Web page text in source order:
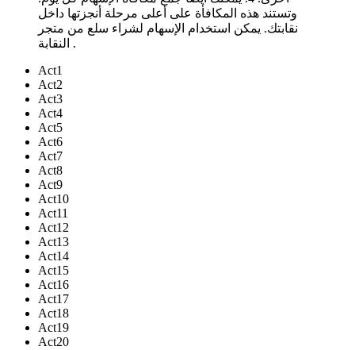
وتستند هذه المكافأة على أعلى مرحلة أنجزتها داخل
نقابتك. يمكن استخدام الإسهام لشراء سلع من متجر
النقابة .
Act1
Act2
Act3
Act4
Act5
Act6
Act7
Act8
Act9
Act10
Act11
Act12
Act13
Act14
Act15
Act16
Act17
Act18
Act19
Act20